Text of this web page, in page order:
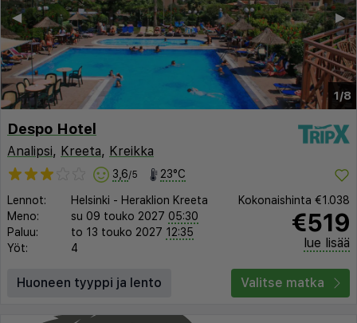
1/8
▶︎
◀︎
Despo Hotel
Analipsi, Kreeta, Kreikka
3,6/5 23°C
Lennot: Helsinki - Heraklion Kreeta
Meno:
su 09 touko 2027 05:30
Paluu:
to 13 touko 2027 12:35
Yöt:
4
Kokonaishinta €1.038
€519
lue lisää
Huoneen tyyppi ja lento Valitse matka